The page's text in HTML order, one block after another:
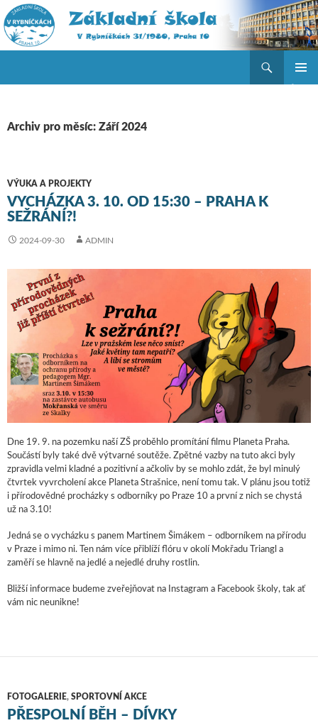
Archiv pro měsíc: Září 2024
VÝUKA A PROJEKTY
VYCHÁZKA 3. 10. OD 15:30 – PRAHA K
SEŽRÁNÍ?!
2024-09-30 ADMIN
Dne 19. 9. na pozemku naší ZŠ proběhlo promítání filmu Planeta Praha.
Součástí byly také dvě výtvarné soutěže. Zpětné vazby na tuto akci byly
zpravidla velmi kladné a pozitivní a ačkoliv by se mohlo zdát, že byl minulý
čtvrtek vyvrcholení akce Planeta Strašnice, není tomu tak. V plánu jsou totiž
i přírodovědné procházky s odborníky po Praze 10 a první z nich se chystá
už na 3.10!
Jedná se o vycházku s panem Martinem Šimákem – odborníkem na přírodu
v Praze i mimo ni. Ten nám více přiblíží flóru v okolí Mokřadu Triangl a
zaměří se hlavně na jedlé a nejedlé druhy rostlin.
Bližší informace budeme zveřejňovat na Instagram a Facebook školy, tak ať
vám nic neunikne!
FOTOGALERIE, SPORTOVNÍ AKCE
PŘESPOLNÍ BĚH – DÍVKY